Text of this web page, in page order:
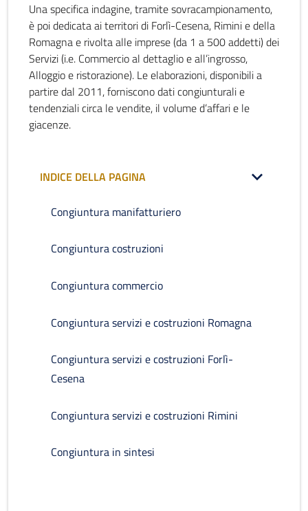
Una specifica indagine, tramite sovracampionamento,
è poi dedicata ai territori di Forlì-Cesena, Rimini e della
Romagna e rivolta alle imprese (da 1 a 500 addetti) dei
Servizi (i.e. Commercio al dettaglio e all’ingrosso,
Alloggio e ristorazione). Le elaborazioni, disponibili a
partire dal 2011, forniscono dati congiunturali e
tendenziali circa le vendite, il volume d’affari e le
giacenze.
INDICE DELLA PAGINA
Congiuntura manifatturiero
Congiuntura costruzioni
Congiuntura commercio
Congiuntura servizi e costruzioni Romagna
Congiuntura servizi e costruzioni Forlì-
Cesena
Congiuntura servizi e costruzioni Rimini
Congiuntura in sintesi